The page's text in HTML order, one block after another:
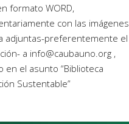
formato WORD,
con las
adjuntas-preferentemente el
a info@caubauno.org ,
en el asunto “Biblioteca
Sustentable”